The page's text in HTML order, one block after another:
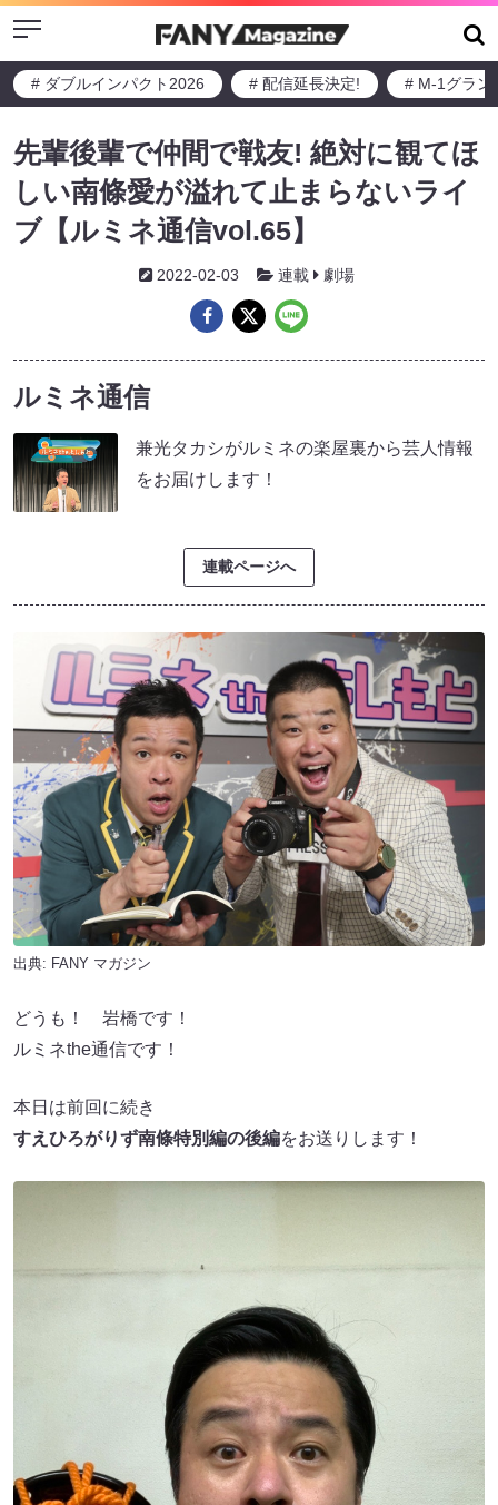
Menu
# ダブルインパクト2026 # 配信延長決定! # M-1グラン
先輩後輩で仲間で戦友! 絶対に観てほ
しい南條愛が溢れて止まらないライ
ブ【ルミネ通信vol.65】
2022-02-03 連載 劇場
ルミネ通信
兼光タカシがルミネの楽屋裏から芸人情報
をお届けします！
連載ページへ
出典: FANY マガジン
どうも！ 岩橋です！
ルミネthe通信です！
本日は前回に続き
すえひろがりず南條特別編の後編をお送りします！